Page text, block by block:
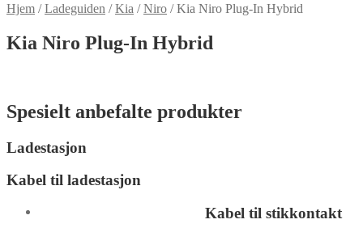
Hjem /Ladeguiden /Kia /Niro /Kia Niro Plug-In Hybrid
Kia Niro Plug-In Hybrid
Spesielt anbefalte produkter
Ladestasjon
Kabel til ladestasjon
Kabel til stikkontakt